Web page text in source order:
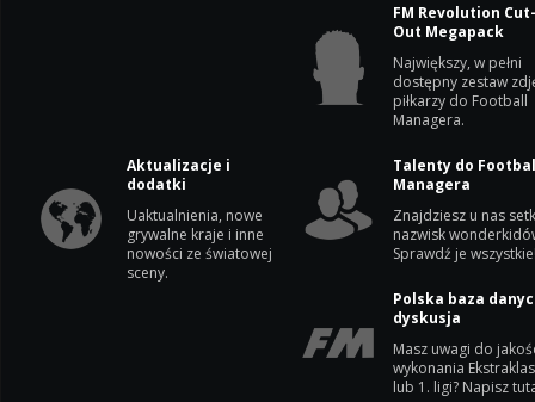
FM Revolution
Out Megapack
Największy, w pełni
dostępny zestaw
piłkarzy do Football
Managera.
Aktualizacje i
dodatki
Uaktualnienia, nowe
grywalne kraje i inne
nowości ze światowej
sceny.
Talenty do
Managera
Znajdziesz u nas
nazwisk
Sprawdź je
Polska baza
dyskusja
Masz uwagi do
wykonania
lub 1. ligi? Napisz